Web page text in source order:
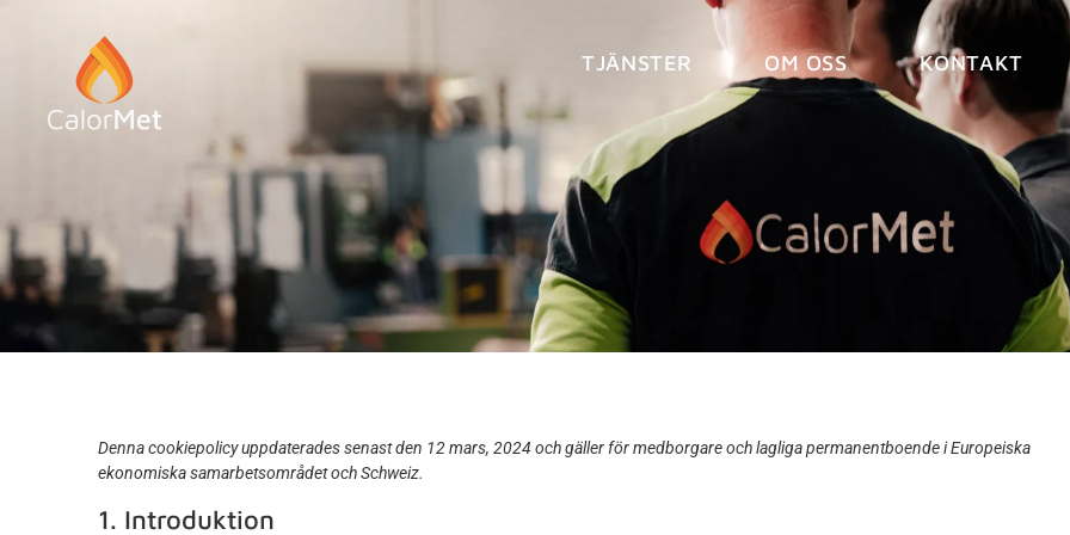
TJÄNSTER OM OSS KONTAKT
Denna cookiepolicy uppdaterades senast den 12 mars, 2024 och gäller för medborgare och lagliga permanentboende i Europeiska
ekonomiska samarbetsområdet och Schweiz.
1. Introduktion